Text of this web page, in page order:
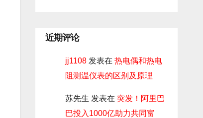
近期评论
jj1108发表在 热电偶和热电
阻测温仪表的区别及原理
苏先生 发表在 突发！阿里巴
巴投入1000亿助力共同富